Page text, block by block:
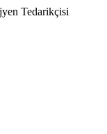
Tedarikçisi